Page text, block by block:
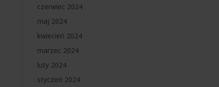
czerwiec 2024
maj 2024
kwiecień 2024
marzec 2024
luty 2024
styczeń 2024